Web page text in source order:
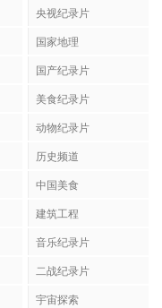
央视纪录片
国家地理
国产纪录片
美食纪录片
动物纪录片
历史频道
中国美食
建筑工程
音乐纪录片
二战纪录片
宇宙探索